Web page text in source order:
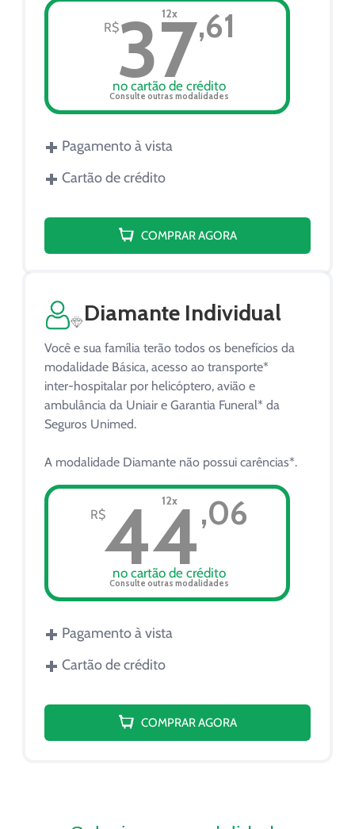
12x
R$37,61
no cartão de crédito
Consulte outras modalidades
+ Pagamento à vista
À vista R$ 451,32
+ Cartão de crédito
COMPRAR AGORA
Diamante Individual
Você e sua família terão todos os benefícios da
modalidade Básica, acesso ao transporte*
inter-hospitalar por helicóptero, avião e
ambulância da Uniair e Garantia Funeral* da
Seguros Unimed.
A modalidade Diamante não possui carências*.
12x
R$44,06
no cartão de crédito
Consulte outras modalidades
+ Pagamento à vista
À vista R$ 528,72
+ Cartão de crédito
COMPRAR AGORA